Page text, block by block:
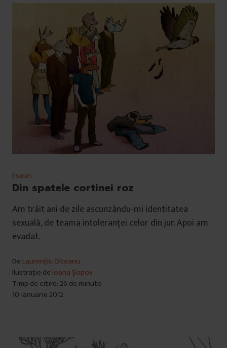
Eseuri
Din spatele cortinei roz
Am trăit ani de zile ascunzându-mi identitatea
sexuală, de teama intoleranței celor din jur. Apoi am
evadat.
De Laurențiu Olteanu
Ilustrație de Ioana Șopov
Timp de citire: 26 de minute
10 ianuarie 2012